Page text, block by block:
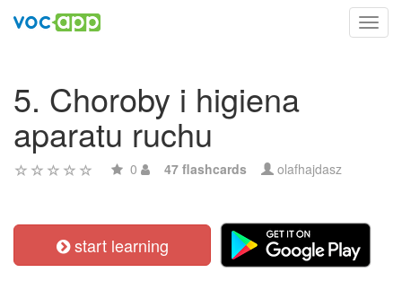
5. Choroby i higiena
aparatu ruchu
0 47 flashcards olafhajdasz
start learning